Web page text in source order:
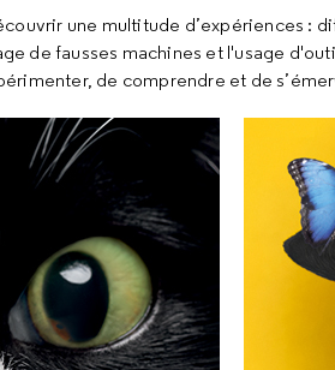
une multitude d’expériences :
de fausses machines et l'usage
de comprendre et de